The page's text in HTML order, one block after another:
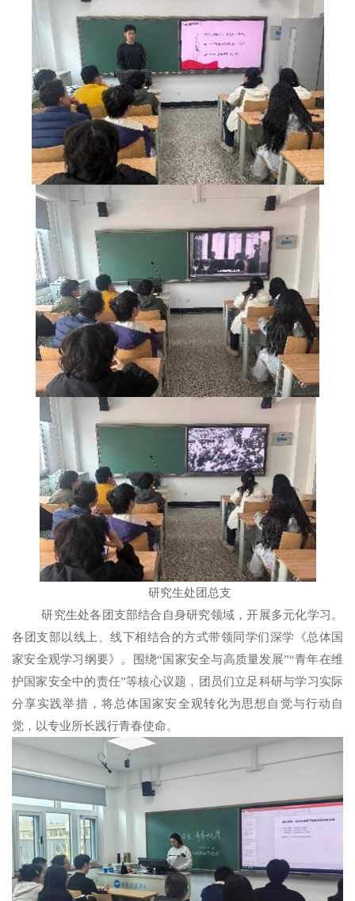
研究生处团总支
研究生处各团支部结合自身研究领域，开展多元化学习。
各团支部以线上、线下相结合的方式带领同学们深学《总体国
家安全观学习纲要》。围绕“国家安全与高质量发展”“青年在维
护国家安全中的责任”等核心议题，团员们立足科研与学习实际
分享实践举措，将总体国家安全观转化为思想自觉与行动自
觉，以专业所长践行青春使命。